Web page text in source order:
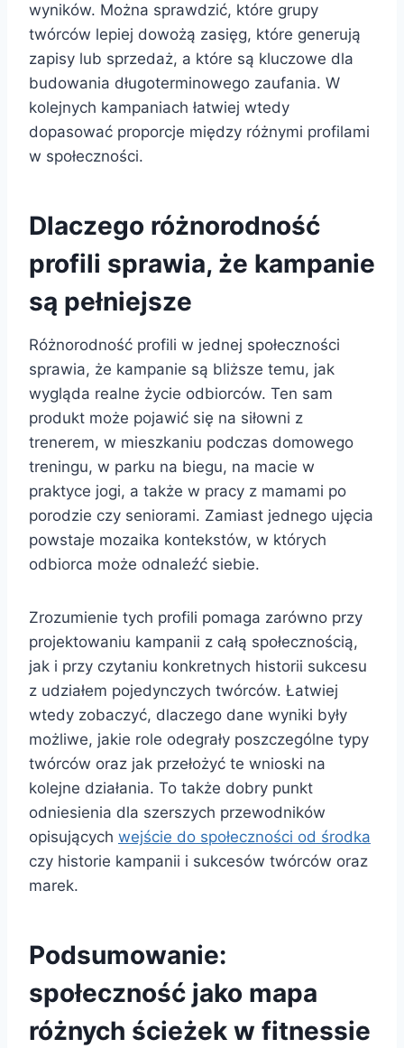
wyników. Można sprawdzić, które grupy
twórców lepiej dowożą zasięg, które generują
zapisy lub sprzedaż, a które są kluczowe dla
budowania długoterminowego zaufania. W
kolejnych kampaniach łatwiej wtedy
dopasować proporcje między różnymi profilami
w społeczności.
Dlaczego różnorodność
profili sprawia, że kampanie
są pełniejsze
Różnorodność profili w jednej społeczności
sprawia, że kampanie są bliższe temu, jak
wygląda realne życie odbiorców. Ten sam
produkt może pojawić się na siłowni z
trenerem, w mieszkaniu podczas domowego
treningu, w parku na biegu, na macie w
praktyce jogi, a także w pracy z mamami po
porodzie czy seniorami. Zamiast jednego ujęcia
powstaje mozaika kontekstów, w których
odbiorca może odnaleźć siebie.
Zrozumienie tych profili pomaga zarówno przy
projektowaniu kampanii z całą społecznością,
jak i przy czytaniu konkretnych historii sukcesu
z udziałem pojedynczych twórców. Łatwiej
wtedy zobaczyć, dlaczego dane wyniki były
możliwe, jakie role odegrały poszczególne typy
twórców oraz jak przełożyć te wnioski na
kolejne działania. To także dobry punkt
odniesienia dla szerszych przewodników
opisujących wejście do społeczności od środka
czy historie kampanii i sukcesów twórców oraz
marek.
Podsumowanie:
społeczność jako mapa
różnych ścieżek w fitnessie